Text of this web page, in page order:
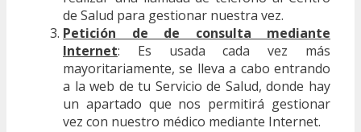
de Salud para gestionar nuestra vez.
Petición de de consulta mediante
Internet: Es usada cada vez más
mayoritariamente, se lleva a cabo entrando
a la web de tu Servicio de Salud, donde hay
un apartado que nos permitirá gestionar
vez con nuestro médico mediante Internet.